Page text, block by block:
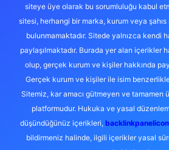
siteye üye olarak bu sorumluluğu kabul
sitesi, herhangi bir marka, kurum veya şahıs
bulunmamaktadır. Sitede yalnızca kendi
paylaşılmaktadır. Burada yer alan içerikler
olup, gerçek kurum ve kişiler hakkında
Gerçek kurum ve kişiler ile isim
Sitemiz, kar amacı gütmeyen ve tamamen
platformudur. Hukuka ve yasal
düşündüğünüz içerikleri,
bildirmeniz halinde, ilgili içerikler yasal